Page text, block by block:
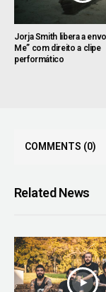
Jorja Smith libera a
Me” com direito a clipe
performático
COMMENTS (0)
Related News